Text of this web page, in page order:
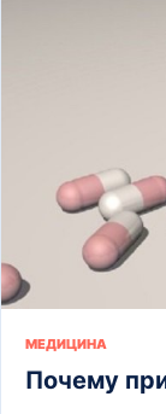
МЕДИЦИНА
Почему